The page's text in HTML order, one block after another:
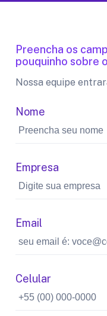
Preencha os
pouquinho sobre
Nossa equipe
Nome
Empresa
Email
Celular